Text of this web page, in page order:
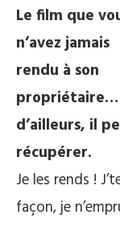
Le film que
n’avez jamais
rendu à son
propriétaire…
d’ailleurs, il
récupérer.
Je les rends !
façon, je